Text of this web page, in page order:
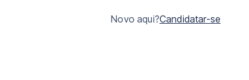
Novo aqui?Candidatar-se